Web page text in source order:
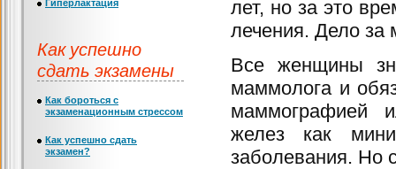
лет, но за это
лечения. Дело за
Все женщины
маммолога и
маммографией
желез как
заболевания. Но
Гиперлактация
Как успешно
сдать экзамены
Как бороться с
экзаменационным стрессом
Как успешно сдать
экзамен?